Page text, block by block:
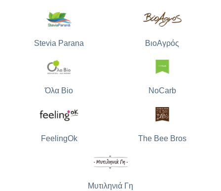
Stevia Parana ΒιοΑγρός
Όλα Bio NoCarb
FeelingOk The Bee Bros
Μυτιληνιά Γη